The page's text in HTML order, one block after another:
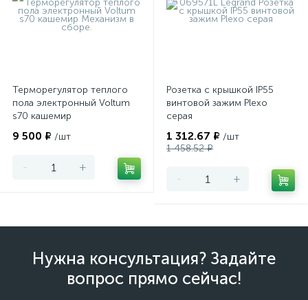
Терморегулятор теплого
пола электронный Voltum
s70 кашемир
9 500 ₽ /шт
- +
Розетка с крышкой IP55
винтовой зажим Plexo
серая
1 312.67 ₽ /шт
1 458.52 ₽
- +
Нужна консультация? Задайте
вопрос прямо сейчас!